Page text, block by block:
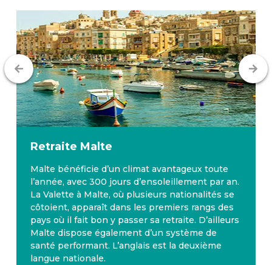
Retraite Malte
Malte bénéficie d’un climat avantageux toute
l’année, avec 300 jours d’ensoleillement par an.
La Valette à Malte, où plusieurs nationalités se
côtoient, apparaît dans les premiers rangs des
pays où il fait bon y passer sa retraite. D’ailleurs
Malte dispose également d’un système de
santé performant. L’anglais est la deuxième
langue nationale.